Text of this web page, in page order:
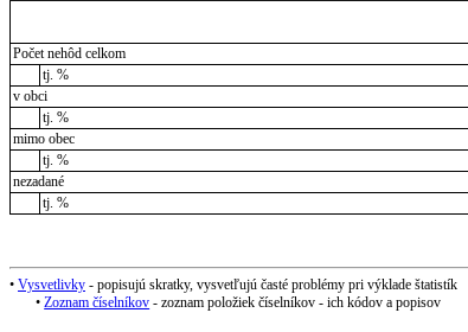
Počet nehôd celkom
tj. %
v obci
tj. %
mimo obec
tj. %
nezadané
tj. %
• Vysvetlivky - popisujú skratky, vysvetľujú časté problémy pri výklade štatistík
•Zoznam číselníkov - zoznam položiek číselníkov - ich kódov a popisov